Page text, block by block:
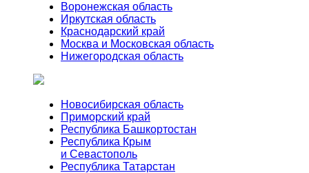
Воронежская область
Иркутская область
Краснодарский край
Москва и Московская область
Нижегородская область
Новосибирская область
Приморский край
Республика Башкортостан
Республика Крым
и Севастополь
Республика Татарстан